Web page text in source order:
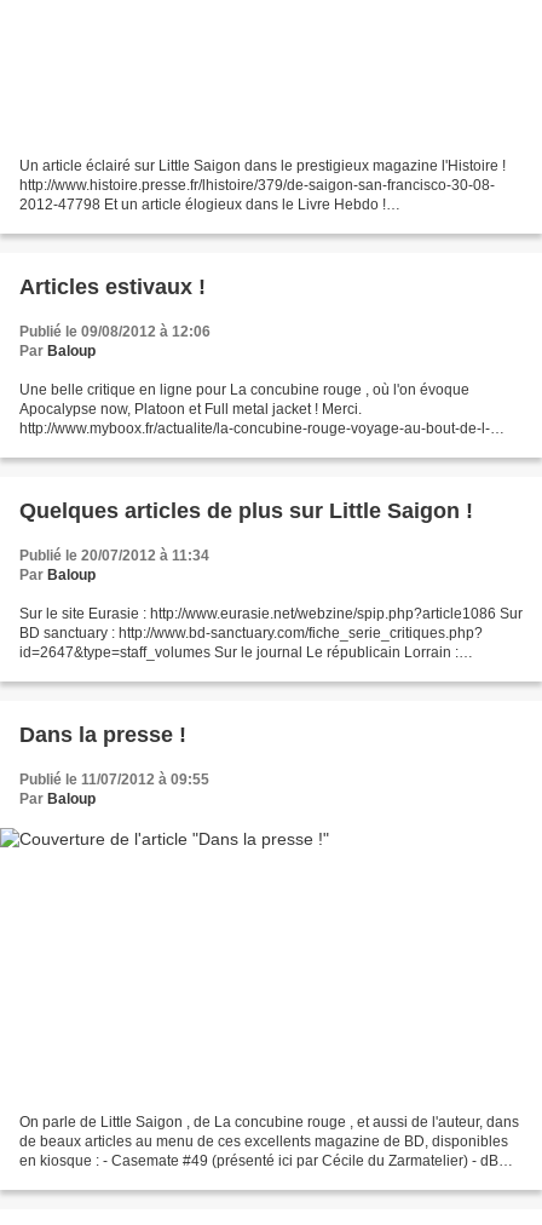
Un article éclairé sur Little Saigon dans le prestigieux magazine l'Histoire !
http://www.histoire.presse.fr/lhistoire/379/de-saigon-san-francisco-30-08-
2012-47798 Et un article élogieux dans le Livre Hebdo !
Articles estivaux !
Publié le 09/08/2012 à 12:06
Par Baloup
Une belle critique en ligne pour La concubine rouge , où l'on évoque
Apocalypse now, Platoon et Full metal jacket ! Merci.
http://www.myboox.fr/actualite/la-concubine-rouge-voyage-au-bout-de-l-
Quelques articles de plus sur Little Saigon !
Publié le 20/07/2012 à 11:34
Par Baloup
Sur le site Eurasie : http://www.eurasie.net/webzine/spip.php?article1086 Sur
BD sanctuary : http://www.bd-sanctuary.com/fiche_serie_critiques.php?
id=2647&type=staff_volumes Sur le journal Le républicain Lorrain :
Dans la presse !
Publié le 11/07/2012 à 09:55
Par Baloup
On parle de Little Saigon , de La concubine rouge , et aussi de l'auteur, dans
de beaux articles au menu de ces excellents magazine de BD, disponibles
en kiosque : - Casemate #49 (présenté ici par Cécile du Zarmatelier) - dBD